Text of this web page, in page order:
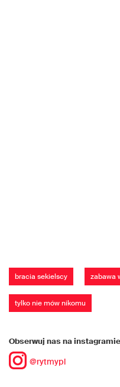
bracia sekielscy zabawa
tylko nie mów nikomu
Obserwuj nas na
@rytmypl